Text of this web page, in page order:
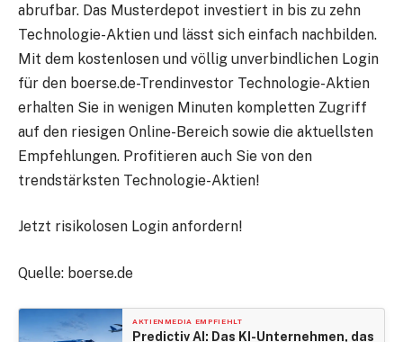
abrufbar. Das Musterdepot investiert in bis zu zehn
Technologie-Aktien und lässt sich einfach nachbilden.
Mit dem kostenlosen und völlig unverbindlichen Login
für den boerse.de-Trendinvestor Technologie-Aktien
erhalten Sie in wenigen Minuten kompletten Zugriff
auf den riesigen Online-Bereich sowie die aktuellsten
Empfehlungen. Profitieren auch Sie von den
trendstärksten Technologie-Aktien!
Jetzt risikolosen Login anfordern!
Quelle: boerse.de
AKTIENMEDIA EMPFIEHLT
Predictiv AI: Das KI-Unternehmen, das